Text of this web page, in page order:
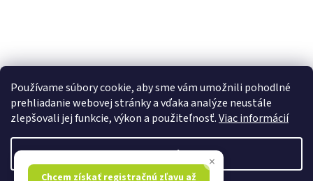
Používame súbory cookie, aby sme vám umožnili pohodlné
prehliadanie webovej stránky a vďaka analýze neustále
zlepšovali jej funkcie, výkon a použiteľnosť.Viac informácií
Nastavenie ×
Chcem získať registračnú zľavu až